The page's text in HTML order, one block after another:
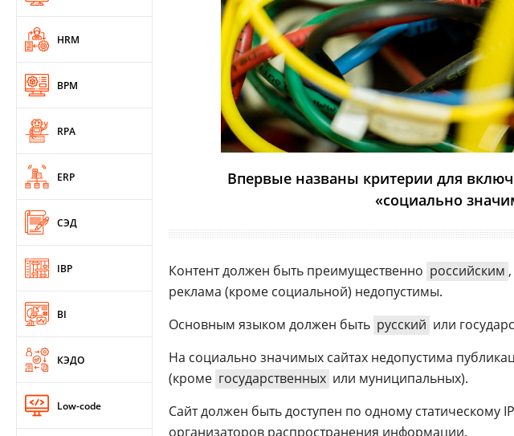
HRM
BPM
RPA
ERP
СЭД
IBP
BI
КЭДО
Low-code
Впервые названы критерии для
«социально
Контент должен быть преимущественно российским
реклама (кроме социальной) недопустимы.
Основным языком должен быть русский или
На социально значимых сайтах недопустима
(кроме государственных или муниципальных).
Сайт должен быть доступен по одному статическому
организаторов распространения информации.